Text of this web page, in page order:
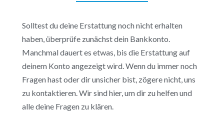
Solltest du deine Erstattung noch nicht erhalten
haben, überprüfe zunächst dein Bankkonto.
Manchmal dauert es etwas, bis die Erstattung auf
deinem Konto angezeigt wird. Wenn du immer noch
Fragen hast oder dir unsicher bist, zögere nicht, uns
zu kontaktieren. Wir sind hier, um dir zu helfen und
alle deine Fragen zu klären.